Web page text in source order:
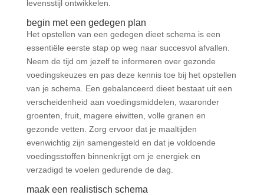
levensstijl ontwikkelen.
begin met een gedegen plan
Het opstellen van een gedegen dieet schema is een
essentiële eerste stap op weg naar succesvol afvallen.
Neem de tijd om jezelf te informeren over gezonde
voedingskeuzes en pas deze kennis toe bij het opstellen
van je schema. Een gebalanceerd dieet bestaat uit een
verscheidenheid aan voedingsmiddelen, waaronder
groenten, fruit, magere eiwitten, volle granen en
gezonde vetten. Zorg ervoor dat je maaltijden
evenwichtig zijn samengesteld en dat je voldoende
voedingsstoffen binnenkrijgt om je energiek en
verzadigd te voelen gedurende de dag.
maak een realistisch schema